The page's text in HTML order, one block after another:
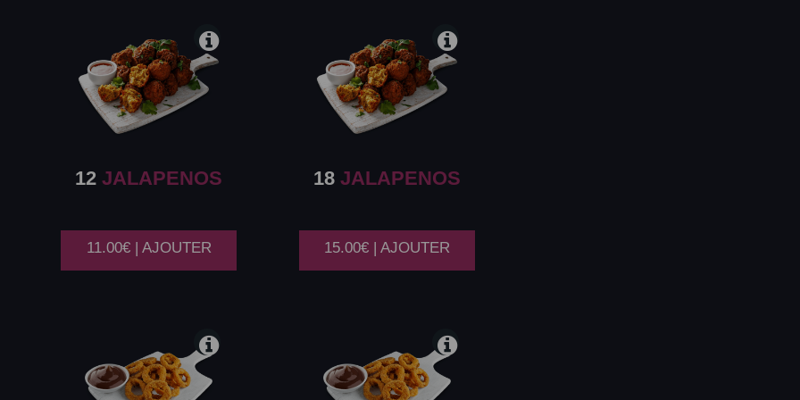
12 JALAPENOS
11.00€ | AJOUTER
18 JALAPENOS
15.00€ | AJOUTER